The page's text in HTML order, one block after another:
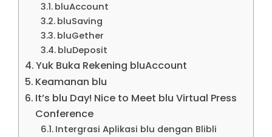
bluAccount
bluSaving
bluGether
bluDeposit
Yuk Buka Rekening bluAccount
Keamanan blu
It’s blu Day! Nice to Meet blu Virtual Press
Conference
Intergrasi Aplikasi blu dengan Blibli